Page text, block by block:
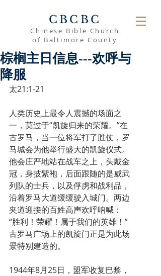
CBCBC
Chinese Bible Church
of Baltimore County
棕榈主日信息---欢呼与
降服
太21:1-21
人类历史上最令人震撼的场面之
一，莫过于“凯旋归来的荣耀。”在
古罗马，当一位将军打了胜仗，罗
马城会为他举行盛大的凯旋仪式。
他会庄严地站在战车之上，头戴金
冠，身披紫袍，后面跟随的是威武
列队的士兵，以及俘虏和战利品，
沿着罗马大道缓缓驶入城门。两边
夹道迎接的百姓高声欢呼呐喊：
“胜利！荣耀！属于我们的英雄！”
古罗马广场上的凯旋门正是为此场
景特别建造的。
1944年8月25日，盟军收复巴黎，